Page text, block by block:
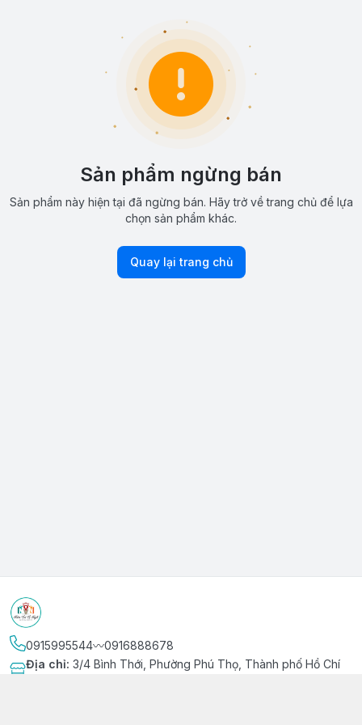
Sản phẩm ngừng bán
Sản phẩm này hiện tại đã ngừng bán. Hãy trở về trang chủ để lựa
chọn sản phẩm khác.
Quay lại trang chủ
0915995544〰️0916888678
Địa chỉ: 3/4 Bình Thới, Phường Phú Thọ, Thành phố Hồ Chí